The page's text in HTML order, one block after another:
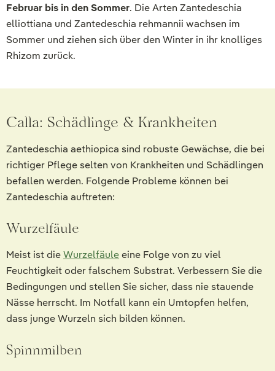
Februar bis in den Sommer. Die Arten Zantedeschia
elliottiana und Zantedeschia rehmannii wachsen im
Sommer und ziehen sich über den Winter in ihr knolliges
Rhizom zurück.
Calla: Schädlinge & Krankheiten
Zantedeschia aethiopica sind robuste Gewächse, die bei
richtiger Pflege selten von Krankheiten und Schädlingen
befallen werden. Folgende Probleme können bei
Zantedeschia auftreten:
Wurzelfäule
Meist ist dieWurzelfäuleeine Folge von zu viel
Feuchtigkeit oder falschem Substrat. Verbessern Sie die
Bedingungen und stellen Sie sicher, dass nie stauende
Nässe herrscht. Im Notfall kann ein Umtopfen helfen,
dass junge Wurzeln sich bilden können.
Spinnmilben